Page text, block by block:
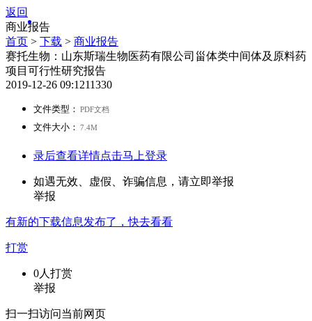
返回
商业报告
首页 > 下载 > 商业报告
赛托生物：山东斯瑞生物医药有限公司甾体类中间体及原料药
项目可行性研究报告
2019-12-26 09:1211330
文件类型： PDF文档
文件大小： 7.4M
录后查看详情点击马上登录
如遇无效、虚假、诈骗信息，请立即举报
举报
有新的下载信息发布了，快去看看
打赏
0人打赏
举报
扫一扫访问当前网页